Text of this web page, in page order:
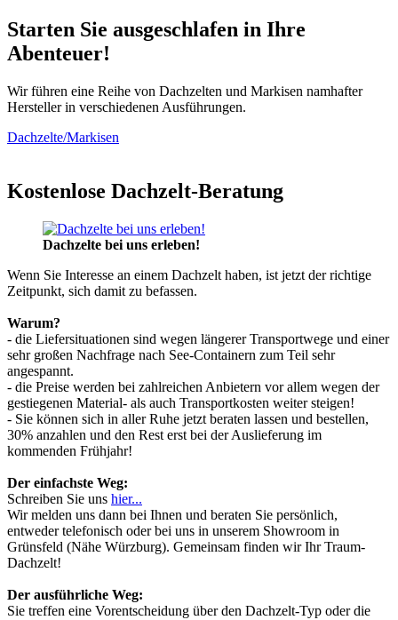
Starten Sie ausgeschlafen in Ihre
Abenteuer!
Wir führen eine Reihe von Dachzelten und Markisen namhafter
Hersteller in verschiedenen Ausführungen.
Dachzelte/Markisen
Kostenlose Dachzelt-Beratung
Dachzelte bei uns erleben!
Wenn Sie Interesse an einem Dachzelt haben, ist jetzt der richtige
Zeitpunkt, sich damit zu befassen.
Warum?
- die Liefersituationen sind wegen längerer Transportwege und einer
sehr großen Nachfrage nach See-Containern zum Teil sehr
angespannt.
- die Preise werden bei zahlreichen Anbietern vor allem wegen der
gestiegenen Material- als auch Transportkosten weiter steigen!
- Sie können sich in aller Ruhe jetzt beraten lassen und bestellen,
30% anzahlen und den Rest erst bei der Auslieferung im
kommenden Frühjahr!
Der einfachste Weg:
Schreiben Sie uns hier...
Wir melden uns dann bei Ihnen und beraten Sie persönlich,
entweder telefonisch oder bei uns in unserem Showroom in
Grünsfeld (Nähe Würzburg). Gemeinsam finden wir Ihr Traum-
Dachzelt!
Der ausführliche Weg:
Sie treffen eine Vorentscheidung über den Dachzelt-Typ oder die